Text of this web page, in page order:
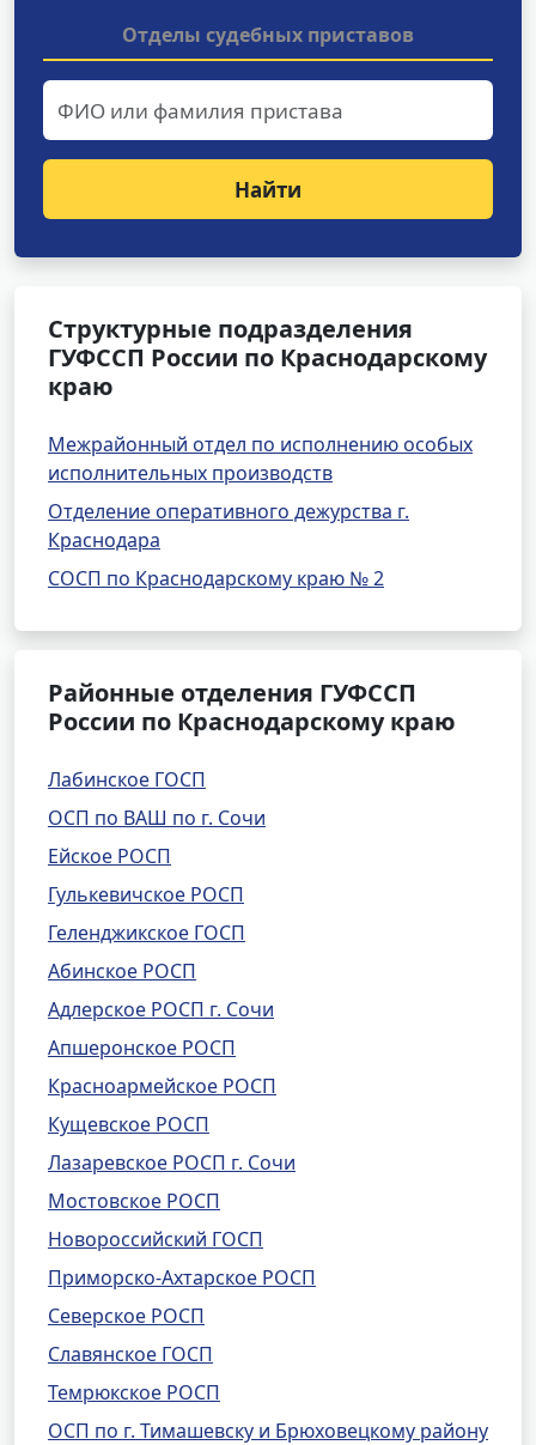
Отделы судебных приставов
Найти
Структурные подразделения
ГУФССП России по Краснодарскому
краю
Межрайонный отдел по исполнению особых
исполнительных производств
Отделение оперативного дежурства г.
Краснодара
СОСП по Краснодарскому краю № 2
Районные отделения ГУФССП
России по Краснодарскому краю
Лабинское ГОСП
ОСП по ВАШ по г. Сочи
Ейское РОСП
Гулькевичское РОСП
Геленджикское ГОСП
Абинское РОСП
Адлерское РОСП г. Сочи
Апшеронское РОСП
Красноармейское РОСП
Кущевское РОСП
Лазаревское РОСП г. Сочи
Мостовское РОСП
Новороссийский ГОСП
Приморско-Ахтарское РОСП
Северское РОСП
Славянское ГОСП
Темрюкское РОСП
ОСП по г. Тимашевску и Брюховецкому району